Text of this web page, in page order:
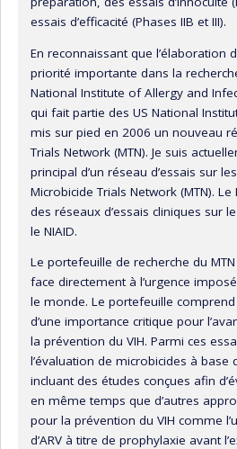
essais d’efficacité (Phases IIB et III).
En reconnaissant que l’élaboration
priorité importante dans la
National Institute of Allergy and
qui fait partie des US National
mis sur pied en 2006 un nouveau
Trials Network (MTN). Je suis
principal d’un réseau d’essais sur
Microbicide Trials Network (MTN).
des réseaux d’essais cliniques sur
le NIAID.
Le portefeuille de recherche du
face directement à l’urgence
le monde. Le portefeuille
d’une importance critique pour
la prévention du VIH. Parmi ces
l’évaluation de microbicides à base
incluant des études conçues afin
en même temps que d’autres
pour la prévention du VIH comme
d’ARV à titre de prophylaxie avant